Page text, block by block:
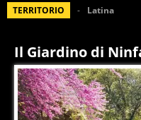
TERRITORIO Latina
Il Giardino di